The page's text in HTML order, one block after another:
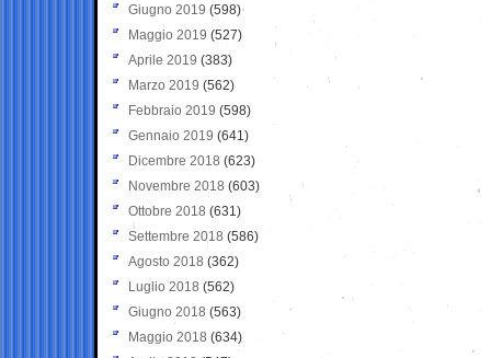
Giugno 2019 (598)
Maggio 2019 (527)
Aprile 2019 (383)
Marzo 2019 (562)
Febbraio 2019 (598)
Gennaio 2019 (641)
Dicembre 2018 (623)
Novembre 2018 (603)
Ottobre 2018 (631)
Settembre 2018 (586)
Agosto 2018 (362)
Luglio 2018 (562)
Giugno 2018 (563)
Maggio 2018 (634)